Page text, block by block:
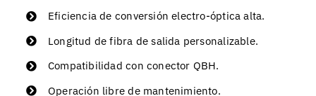
Eficiencia de conversión electro-óptica alta.
Longitud de fibra de salida personalizable.
Compatibilidad con conector QBH.
Operación libre de mantenimiento.